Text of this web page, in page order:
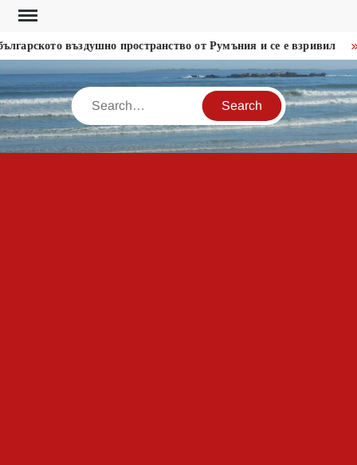
Skip
content въздушно пространство от Румъния и се е взривил
Search